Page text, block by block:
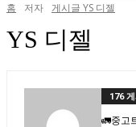
홈 저자 게시글 YS 디젤
YS 디젤
176
🚛중고